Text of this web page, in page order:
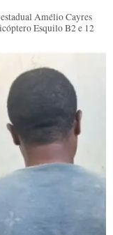
Amélio Cayres
Esquilo B2 e 12